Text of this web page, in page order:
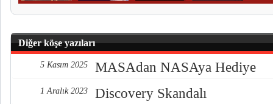
Diğer köşe yazıları
5 Kasım 2025 MASAdan NASAya Hediye
1 Aralık 2023 Discovery Skandalı